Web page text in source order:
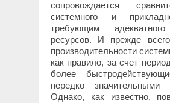
сопровождается
системного и
требующим
ресурсов. И прежде
производительности
как правило, за счет
более
нередко значительными
Однако, как известно,